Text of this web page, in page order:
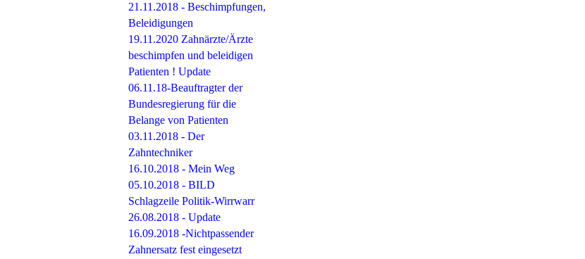
21.11.2018 - Beschimpfungen,
Beleidigungen
19.11.2020 Zahnärzte/Ärzte
beschimpfen und beleidigen
Patienten ! Update
06.11.18-Beauftragter der
Bundesregierung für die
Belange von Patienten
03.11.2018 - Der
Zahntechniker
16.10.2018 - Mein Weg
05.10.2018 - BILD
Schlagzeile Politik-Wirrwarr
26.08.2018 - Update
16.09.2018 -Nichtpassender
Zahnersatz fest eingesetzt